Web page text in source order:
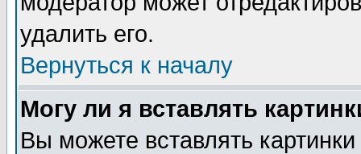
удалить его.
Вернуться к началу
Могу ли я вставлять
Вы можете вставлять